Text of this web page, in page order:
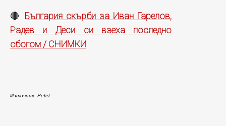
🔴 България скърби за Иван Гарелов,
Радев и Деси си взеха последно
сбогом / СНИМКИ
Източник: Petel